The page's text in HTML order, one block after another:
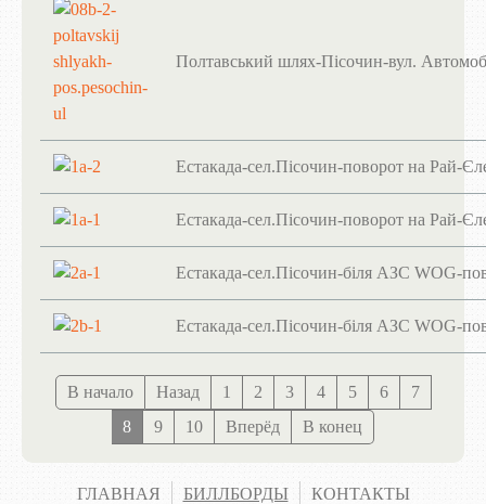
Полтавський шлях-Пісочин-вул.
Естакада-сел.Пісочин-поворот на Рай-
Естакада-сел.Пісочин-поворот на Рай-
Естакада-сел.Пісочин-біля АЗС WOG-
Естакада-сел.Пісочин-біля АЗС WOG-
В начало Назад 1 2 3 4 5 6
7
8
9 10 Вперёд В конец
ГЛАВНАЯ БИЛЛБОРДЫ КОНТАКТЫ